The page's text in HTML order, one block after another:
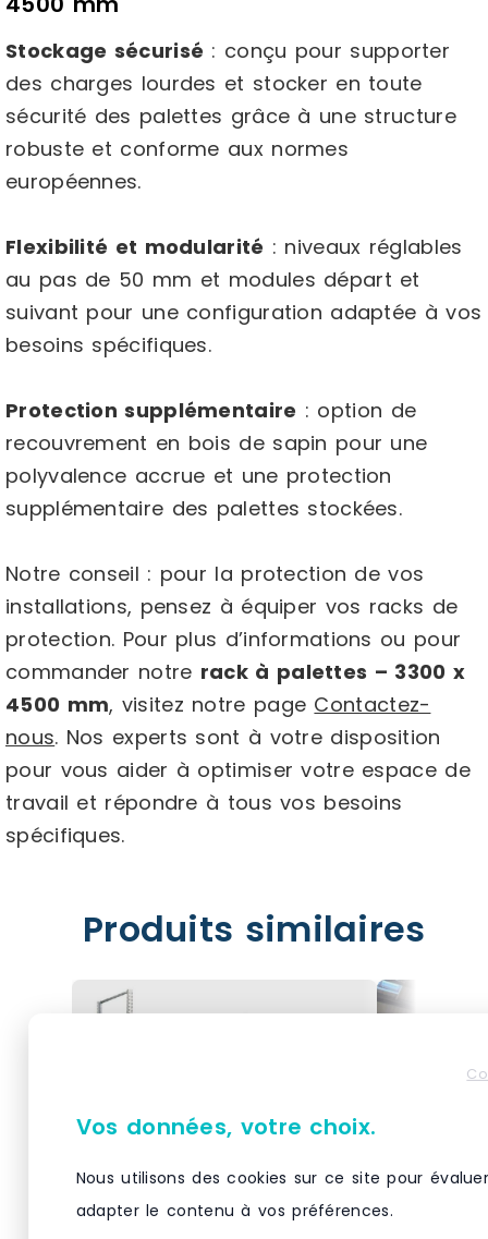
Stockage sécurisé : conçu pour supporter
des charges lourdes et stocker en toute
sécurité des palettes grâce à une structure
robuste et conforme aux normes
européennes.
Flexibilité et modularité : niveaux réglables
au pas de 50 mm et modules départ et
suivant pour une configuration adaptée à vos
besoins spécifiques.
Protection supplémentaire : option de
recouvrement en bois de sapin pour une
polyvalence accrue et une protection
supplémentaire des palettes stockées.
Notre conseil : pour la protection de vos
installations, pensez à équiper vos racks de
protection. Pour plus d’informations ou pour
commander notre rack à palettes – 3300 x
4500 mm, visitez notre page Contactez-
nous. Nos experts sont à votre disposition
pour vous aider à optimiser votre espace de
travail et répondre à tous vos besoins
spécifiques.
Produits similaires
Vos données, votre choix.
Nous utilisons des cookies sur ce site pour
adapter le contenu à vos préférences.